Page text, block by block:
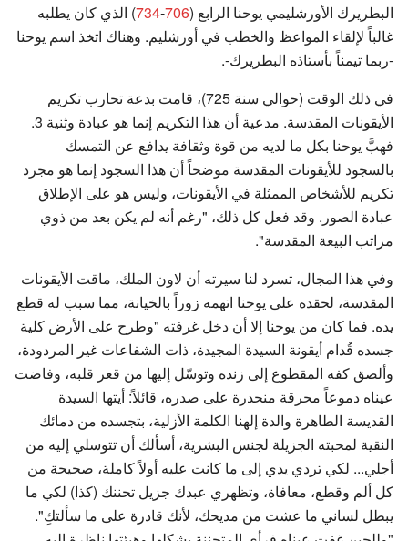
البطريرك الأورشليمي يوحنا الرابع (706
-
734) الذي كان يطلبه
غالباً لإلقاء المواعظ والخطب في أورشليم. وهناك اتخذ اسم يوحنا
-ربما تيمناً بأستاذه البطريرك-.
في ذلك الوقت (حوالي سنة 725)، قامت بدعة تحارب تكريم
الأيقونات المقدسة. مدعية أن هذا التكريم إنما هو عبادة وثنية 3.
فهبَّ يوحنا بكل ما لديه من قوة وثقافة يدافع عن التمسك
بالسجود للأيقونات المقدسة موضحاً أن هذا السجود إنما هو مجرد
تكريم للأشخاص الممثلة في الأيقونات، وليس هو على الإطلاق
عبادة الصور. وقد فعل كل ذلك، "رغم أنه لم يكن بعد من ذوي
مراتب البيعة المقدسة".
وفي هذا المجال، تسرد لنا سيرته أن لاون الملك، ماقت الأيقونات
المقدسة، لحقده على يوحنا اتهمه زوراً بالخيانة، مما سبب له قطع
يده. فما كان من يوحنا إلا أن دخل غرفته "وطرح على الأرض كلية
جسده قُدام أيقونة السيدة المجيدة، ذات الشفاعات غير المردودة،
وألصق كفه المقطوع إلى زنده وتوسّل إليها من قعر قلبه، وفاضت
عيناه دموعاً محرقة منحدرة على صدره، قائلاً: أيتها السيدة
القديسة الطاهرة والدة إلهنا الكلمة الأزلية، بتجسده من دمائك
النقية لمحبته الجزيلة لجنس البشرية، أسألك أن تتوسلي إليه من
أجلي... لكي تردي يدي إلى ما كانت عليه أولاً كاملة، صحيحة من
كل ألم وقطع، معافاة، وتظهري عبدك جزيل تحننك (كذا) لكي ما
يبطل لساني ما عشت من مديحك، لأنك قادرة على ما سألتكِ".